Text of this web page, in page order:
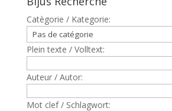
Catègorie / Kategorie:
Plein texte / Volltext:
Auteur / Autor:
Mot clef / Schlagwort: